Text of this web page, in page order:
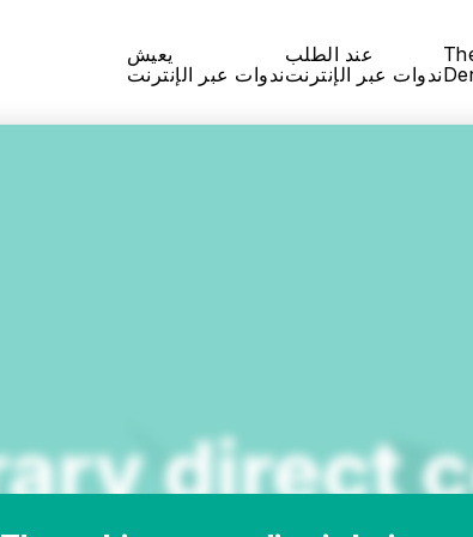
يعيش
ندوات عبر الإنترنت
عند الطلب
ندوات عبر الإنترنت